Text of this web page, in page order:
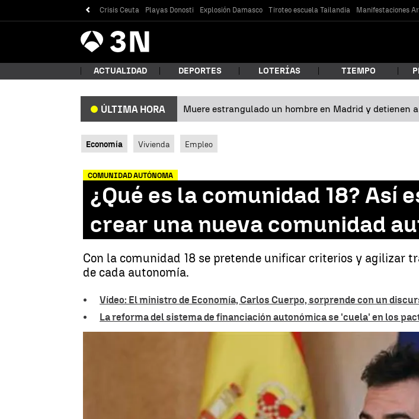
Crisis Ceuta Playas Donosti Explosión Damasco Tiroteo escuela Tailandia Manifestaciones
Antena
3 Noticias
ACTUALIDAD DEPORTES LOTERÍAS TIEMPO
ÚLTIMA HORA Muere estrangulado un hombre en Madrid y detienen
Economía Vivienda Empleo
COMUNIDAD AUTÓNOMA
¿Qué es la comunidad 18? Así
crear una nueva comunidad
Con la comunidad 18 se pretende unificar criterios y agilizar
de cada autonomía.
Vídeo: El ministro de Economía, Carlos Cuerpo, sorprende con un
La reforma del sistema de financiación autonómica se 'cuela' en los